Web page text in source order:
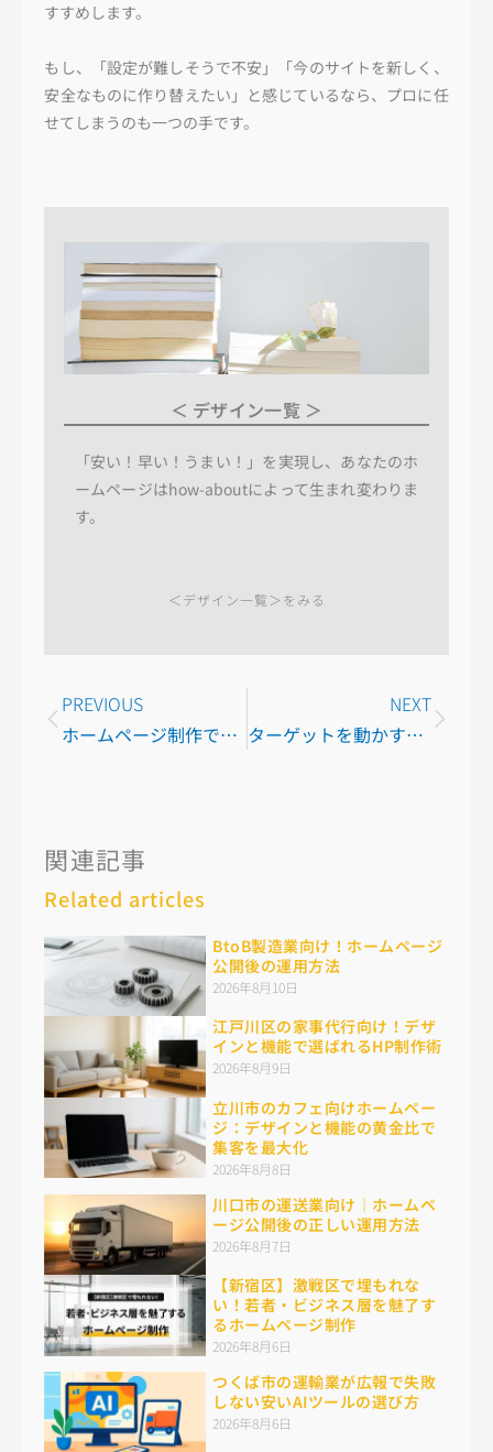
すすめします。
もし、「設定が難しそうで不安」「今のサイトを新しく、
安全なものに作り替えたい」と感じているなら、プロに任
せてしまうのも一つの手です。
＜ デザイン一覧 ＞
「安い！早い！うまい！」を実現し、あなたのホ
ームページはhow-aboutによって生まれ変わりま
す。
＜デザイン一覧＞をみる
Prev
PREVIOUS
ホームページ制作で後悔しない｜東京で低価格×高品質を両立する制作の秘訣
NEXT
ターゲットを動かす！ホームページの色使いと心理効果の活用術
Next
関連記事
Related articles
BtoB製造業向け！ホームページ
公開後の運用方法
2026年8月10日
江戸川区の家事代行向け！デザ
インと機能で選ばれるHP制作術
2026年8月9日
立川市のカフェ向けホームペー
ジ：デザインと機能の黄金比で
集客を最大化
2026年8月8日
川口市の運送業向け｜ホームペ
ージ公開後の正しい運用方法
2026年8月7日
【新宿区】激戦区で埋もれな
い！若者・ビジネス層を魅了す
るホームページ制作
2026年8月6日
つくば市の運輸業が広報で失敗
しない安いAIツールの選び方
2026年8月6日